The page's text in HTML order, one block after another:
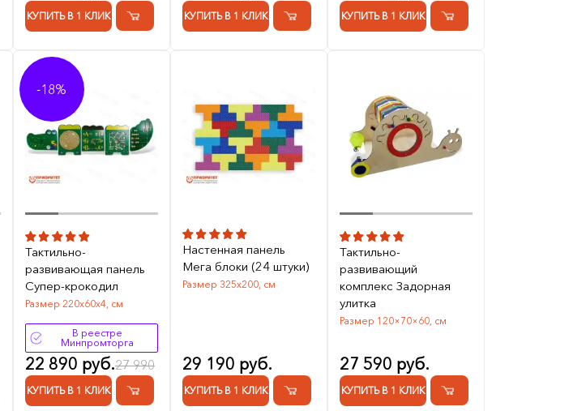
КУПИТЬ В 1 КЛИК КУПИТЬ В 1 КЛИК КУПИТЬ В 1 КЛИК
-18%
Тактильно-
развивающая панель
Супер-крокодил
Размер 220х60х4, см
В реестре
Минпромторга
22 890 руб.27 990
КУПИТЬ В 1 КЛИК
Настенная панель
Мега блоки (24 штуки)
Размер 325х200, см
29 190 руб.
КУПИТЬ В 1 КЛИК
Тактильно-
развивающий
комплекс Задорная
улитка
Размер 120×70×60, см
27 590 руб.
КУПИТЬ В 1 КЛИК